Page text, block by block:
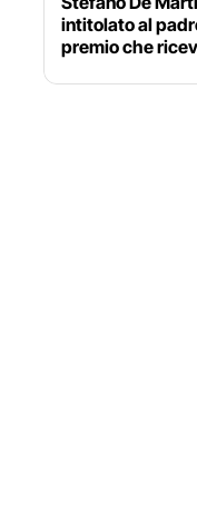
intitolato al
premio che